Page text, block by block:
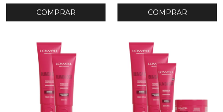
COMPRAR COMPRAR